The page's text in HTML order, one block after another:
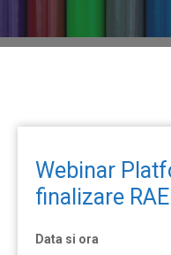
Webinar
finalizare
Data si ora